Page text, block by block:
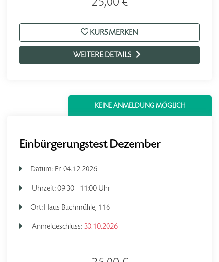
KURS MERKEN
WEITERE DETAILS
KEINE ANMELDUNG MÖGLICH
Einbürgerungstest Dezember
Datum: Fr. 04.12.2026
Uhrzeit:09:30 - 11:00 Uhr
Ort: Haus Buchmühle, 116
Anmeldeschluss: 30.10.2026